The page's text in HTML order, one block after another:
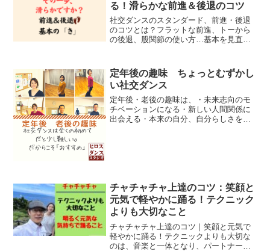
る！滑らかな前進＆後退のコツ
社交ダンスのスタンダード、前進・後退
のコツとは？フラットな前進、トーから
の後退、股関節の使い方…基本を見直し
が解説。
定年後の趣味 ちょっとむずかし
い社交ダンス
定年後・老後の趣味は、・未来志向のモ
チベーションになる・新しい人間関係に
出会える・本来の自分、自分らしさを感
チャチャチャ上達のコツ：笑顔と
元気で軽やかに踊る！テクニック
よりも大切なこと
チャチャチャ上達のコツ｜笑顔と元気で
軽やかに踊る！テクニックよりも大切な
のは、音楽と一体となり、パートナーと